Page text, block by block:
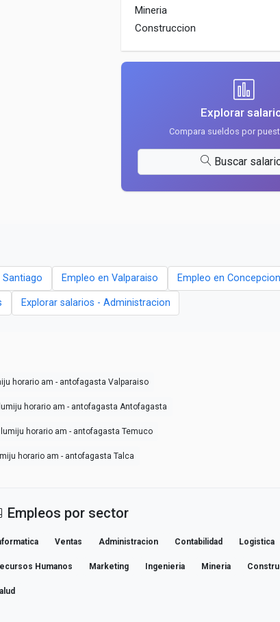
Mineria
Construccion
Explorar
Compara sueldos por
Buscar
Santiago Empleo en Valparaiso Empleo en Concepcion
Explorar salarios - Administracion
horario am - antofagasta Valparaiso
horario am - antofagasta Antofagasta
horario am - antofagasta Temuco
horario am - antofagasta Talca
Empleos por sector
Ventas Administracion Contabilidad Logistica
Humanos Marketing Ingenieria Mineria